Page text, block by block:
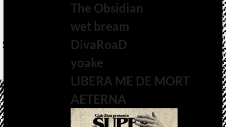
The Obsidian
wet bream
DivaRoaD
yoake
LIBERA ME DE MORT
AETERNA